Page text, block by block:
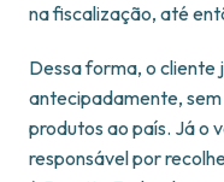
na fiscalização, até
Dessa forma, o cliente
antecipadamente,
produtos ao país. Já o
responsável por